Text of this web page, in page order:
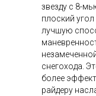
звезду с 8-
плоский угол
лучшую
снегохода.
более
райдеру